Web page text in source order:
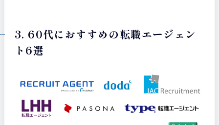
3. 60代におすすめの転職エージェン
ト6選